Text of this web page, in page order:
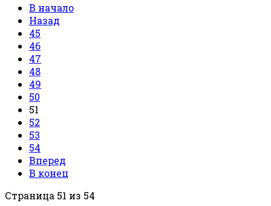
В начало
Назад
45
46
47
48
49
50
51
52
53
54
Вперед
В конец
Страница 51 из 54